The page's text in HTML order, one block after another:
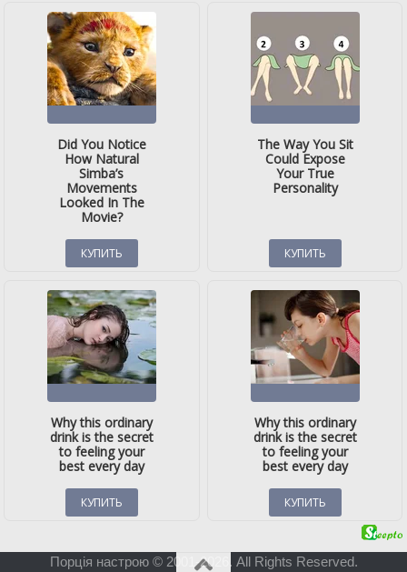
Порція настрою © 2001-2026. All Rights Reserved.